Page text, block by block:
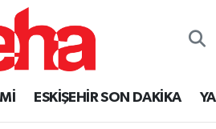
ESKİŞEHİR SON DAKİKA